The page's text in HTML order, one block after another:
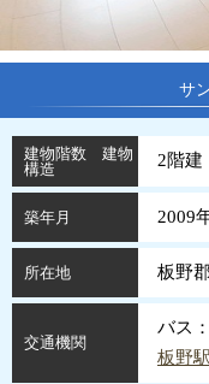
サ
建物階数 建物
構造
2階
築年月 2009
所在地 板野
交通機関
バス
板野駅